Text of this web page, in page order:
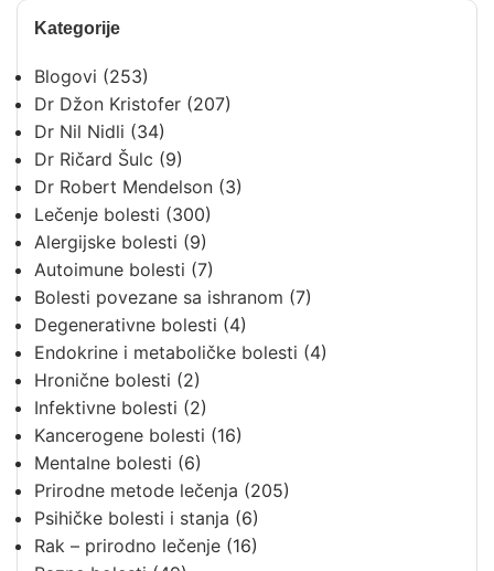
Kategorije
Blogovi (253)
Dr Džon Kristofer (207)
Dr Nil Nidli (34)
Dr Ričard Šulc (9)
Dr Robert Mendelson (3)
Lečenje bolesti (300)
Alergijske bolesti (9)
Autoimune bolesti (7)
Bolesti povezane sa ishranom (7)
Degenerativne bolesti (4)
Endokrine i metaboličke bolesti (4)
Hronične bolesti (2)
Infektivne bolesti (2)
Kancerogene bolesti (16)
Mentalne bolesti (6)
Prirodne metode lečenja (205)
Psihičke bolesti i stanja (6)
Rak – prirodno lečenje (16)